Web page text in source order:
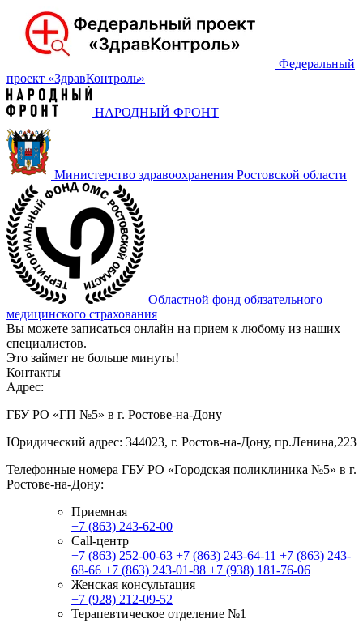
Федеральный
проект «‎ЗдравКонтроль»
НАРОДНЫЙ ФРОНТ
Министерство здравоохранения Ростовской области
Областной фонд обязательного
медицинского страхования
Вы можете записаться онлайн на прием к любому из наших
специалистов.
Это займет не больше минуты!
Контакты
Адрес:
ГБУ РО «ГП №5» в г. Ростове-на-Дону
Юридический адрес: 344023, г. Ростов-на-Дону, пр.Ленина,223
Телефонные номера ГБУ РО «Городская поликлиника №5» в г.
Ростове-на-Дону:
Приемная
+7 (863) 243-62-00
Call-центр
+7 (863) 252-00-63 +7 (863) 243-64-11 +7 (863) 243-
68-66 +7 (863) 243-01-88 +7 (938) 181-76-06
Женская консультация
+7 (928) 212-09-52
Терапевтическое отделение №1